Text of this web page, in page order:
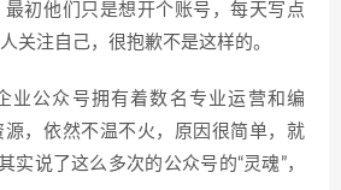
初他们只是想开个账号，每天写点
关注自己，很抱歉不是这样的。
业公众号拥有着数名专业运营和编
，依然不温不火，原因很简单，就
实说了这么多次的公众号的“灵魂”，